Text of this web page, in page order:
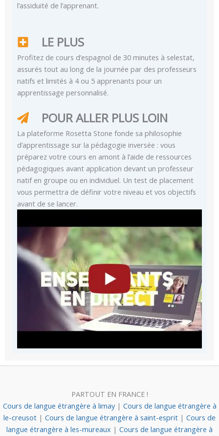
l’assiduité de l’apprenant.
LE PLUS
Profitez de cours d’espagnol de 30 minutes à selestat,
assurés tout au long de la journée par des professeurs
natifs et limités à 4 ou 5 apprenants pour un
apprentissage personnalisé.
POUR ALLER PLUS LOIN
La plateforme Rosetta Stone fonde sa philosophie
d’apprentissage sur la pédagogie inversée : vous
préparez votre cours en amont à l’aide de ressources
pédagogiques avant application devant un professeur
natif en groupe ou en individuel. Un test de placement
vous permettra de définir votre niveau et vos objectifs
avant de se lancer.
PARTOUT EN FRANCE !
Cours de langue étrangère à limay | Cours de langue étrangère à
le-creusot | Cours de langue étrangère à saint-esprit | Cours de
langue étrangère à les-mureaux | Cours de langue étrangère à